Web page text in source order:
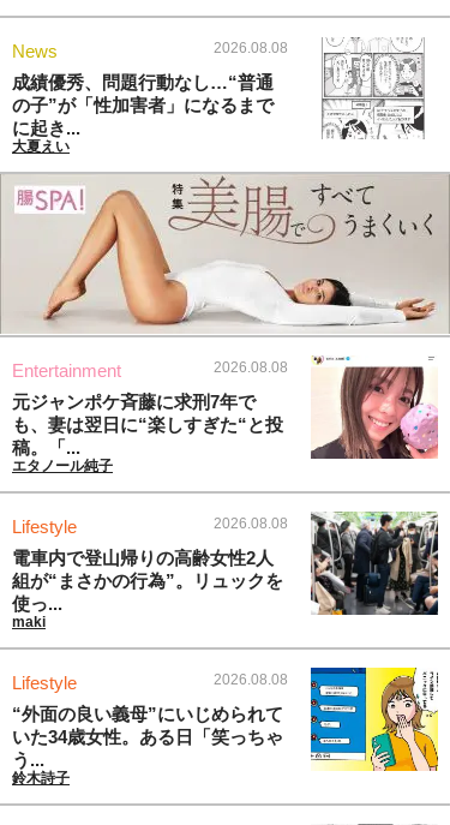
News 2026.08.08
成績優秀、問題行動なし…“普通
の子”が「性加害者」になるまで
に起き...
大夏えい
Entertainment 2026.08.08
元ジャンポケ斉藤に求刑7年で
も、妻は翌日に“楽しすぎた“と投
稿。「...
エタノール純子
Lifestyle 2026.08.08
電車内で登山帰りの高齢女性2人
組が“まさかの行為”。リュックを
使っ...
maki
Lifestyle 2026.08.08
“外面の良い義母”にいじめられて
いた34歳女性。ある日「笑っちゃ
う...
鈴木詩子